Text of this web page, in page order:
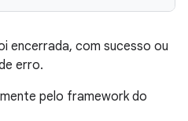
encerrada, com sucesso ou
erro.
pelo framework do